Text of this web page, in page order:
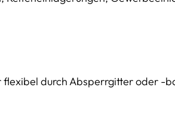
durch Absperrgitter oder -